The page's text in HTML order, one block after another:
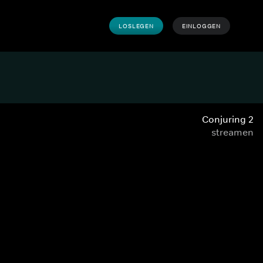
LOSLEGEN EINLOGGEN
Conjuring 2
streamen